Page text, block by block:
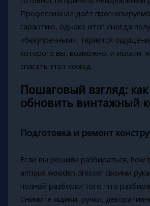
Профессионал даёт
гарантию, однако итог иногда
«безупречным», теряется
которого вы, возможно, и искали,
спасать этот комод.
Пошаговый взгляд:
обновить винтажный
Подготовка и ремонт
Если вы решили разбираться, how
antique wooden dresser своими
полной разборки того, что
Снимите ящики, ручки,